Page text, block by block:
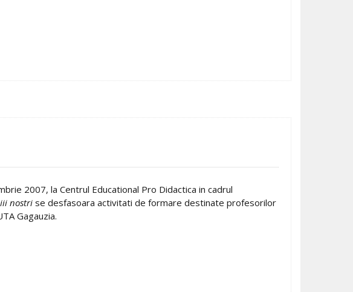
2007, la Centrul Educational Pro Didactica in cadrul
nostri se desfasoara activitati de formare destinate profesorilor
Gagauzia.